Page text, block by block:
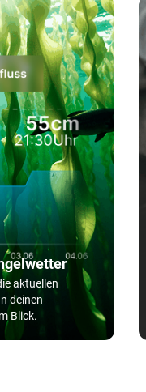
aktuellen
deinen
Blick.